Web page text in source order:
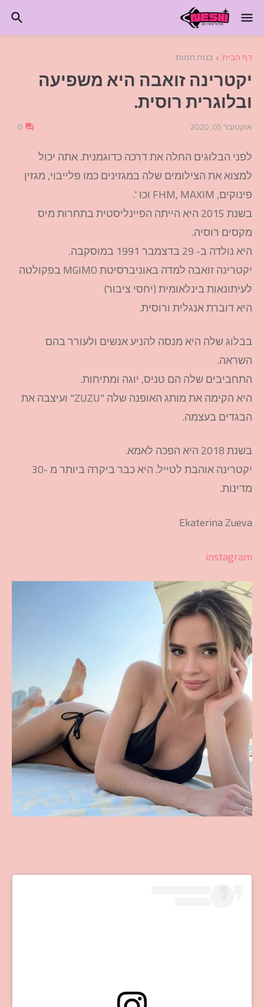
דף הבית בנות חמות
יקטרינה זואבה היא משפיעה
ובלוגרית רוסית.
אוקטובר 05, 2020 0
לפני הבלוגים החלה את דרכה כדוגמנית. אתה יכול
למצוא את הצילומים שלה במגזינים כמו פלייבוי, מגזין
פינוקים, FHM, MAXIM וכו '.
בשנת 2015 היא הייתה הפיינליסטית בתחרות מיס
מקסים רוסיה.
היא נולדה ב- 29 בדצמבר 1991 במוסקבה.
יקטרינה זואבה למדה באוניברסיטת MGIMO בפקולטה
לעיתונאות בינלאומית (יחסי ציבור)
היא דוברת אנגלית ורוסית.
בבלוג שלה היא מנסה להניע אנשים ולעורר בהם
השראה.
התחביבים שלה הם טניס, יוגה ומתיחות.
היא הקימה את מותג האופנה שלה "ZUZU" ועיצבה את
הבגדים בעצמה.
בשנת 2018 היא הפכה לאמא.
יקטרינה אוהבת לטייל. היא כבר ביקרה ביותר מ -30
מדינות.
Ekaterina Zueva
instagram